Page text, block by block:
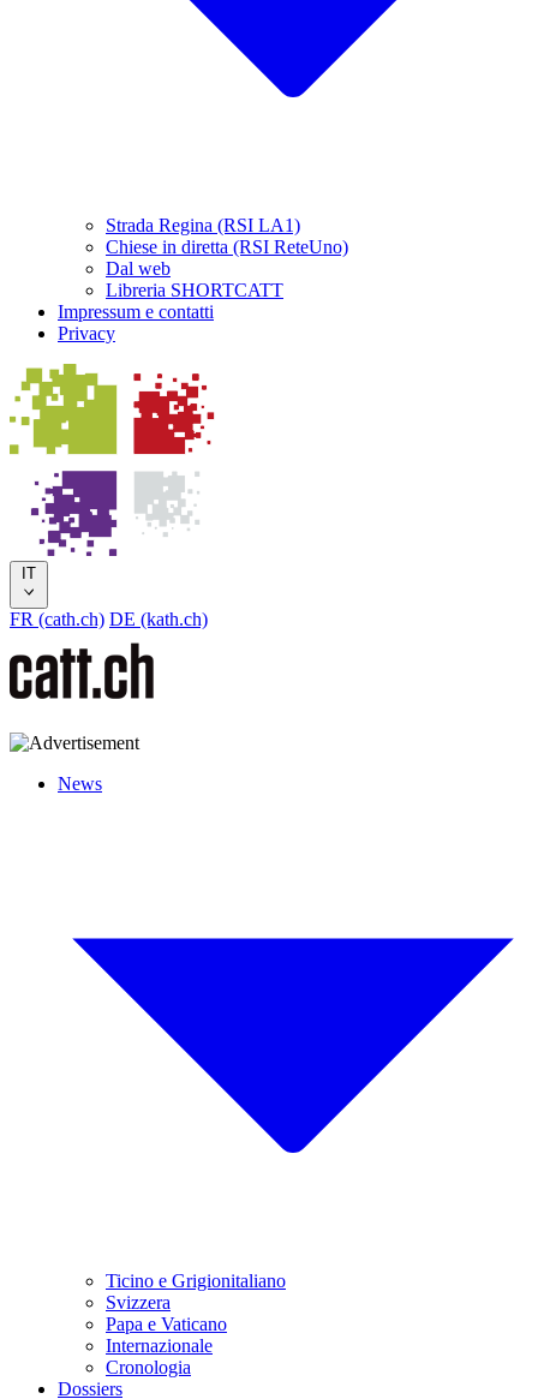
Strada Regina (RSI LA1)
Chiese in diretta (RSI ReteUno)
Dal web
Libreria SHORTCATT
Impressum e contatti
Privacy
IT
FR (cath.ch) DE (kath.ch)
News
Ticino e Grigionitaliano
Svizzera
Papa e Vaticano
Internazionale
Cronologia
Dossiers